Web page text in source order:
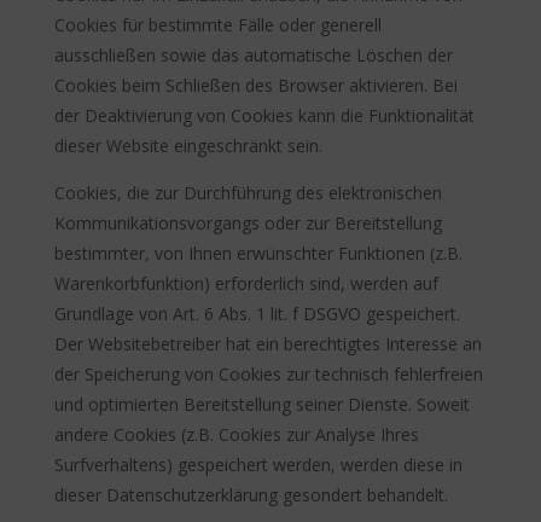
Cookies für bestimmte Fälle oder generell
ausschließen sowie das automatische Löschen der
Cookies beim Schließen des Browser aktivieren. Bei
der Deaktivierung von Cookies kann die Funktionalität
dieser Website eingeschränkt sein.
Cookies, die zur Durchführung des elektronischen
Kommunikationsvorgangs oder zur Bereitstellung
bestimmter, von Ihnen erwünschter Funktionen (z.B.
Warenkorbfunktion) erforderlich sind, werden auf
Grundlage von Art. 6 Abs. 1 lit. f DSGVO gespeichert.
Der Websitebetreiber hat ein berechtigtes Interesse an
der Speicherung von Cookies zur technisch fehlerfreien
und optimierten Bereitstellung seiner Dienste. Soweit
andere Cookies (z.B. Cookies zur Analyse Ihres
Surfverhaltens) gespeichert werden, werden diese in
dieser Datenschutzerklärung gesondert behandelt.